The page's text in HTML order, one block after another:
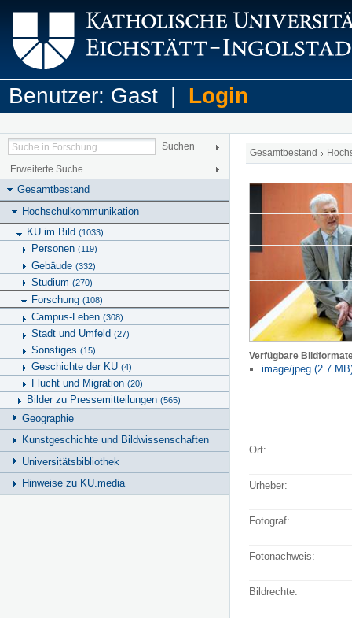
Benutzer: Gast | Login
Erweiterte Suche
Gesamtbestand
Hochschulkommunikation
KU im Bild (1033)
Personen (119)
Gebäude (332)
Studium (270)
Forschung (108)
Campus-Leben (308)
Stadt und Umfeld (27)
Sonstiges (15)
Geschichte der KU (4)
Flucht und Migration (20)
Bilder zu Pressemitteilungen (565)
Geographie
Kunstgeschichte und Bildwissenschaften
Universitätsbibliothek
Hinweise zu KU.media
Gesamtbestand
Verfügbare
image/jpeg (2.7
Ort:
Urheber:
Fotograf:
Fotonachweis:
Bildrechte: